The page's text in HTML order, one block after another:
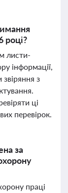
році?
листи-
інформації,
звіряння з
ці
перевірок.
за
праці